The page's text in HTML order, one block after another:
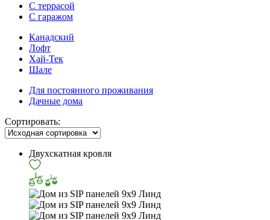
С террасой
С гаражом
Канадский
Лофт
Хай-Тек
Шале
Для постоянного проживания
Дачные дома
Сортировать:
Двухскатная кровля